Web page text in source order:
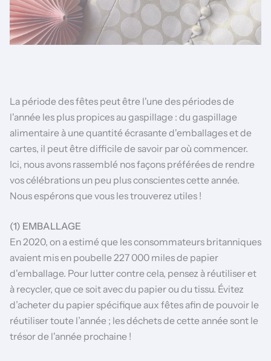
La période des fêtes peut être l'une des périodes de
l'année les plus propices au gaspillage : du gaspillage
alimentaire à une quantité écrasante d'emballages et de
cartes, il peut être difficile de savoir par où commencer.
Ici, nous avons rassemblé nos façons préférées de rendre
vos célébrations un peu plus conscientes cette année.
Nous espérons que vous les trouverez utiles !
(1) EMBALLAGE
En 2020, on a estimé que les consommateurs britanniques
avaient mis en poubelle 227 000 miles de papier
d'emballage. Pour lutter contre cela, pensez à réutiliser et
à recycler, que ce soit avec du papier ou du tissu. Évitez
d’acheter du papier spécifique aux fêtes afin de pouvoir le
réutiliser toute l’année ; les déchets de cette année sont le
trésor de l'année prochaine !